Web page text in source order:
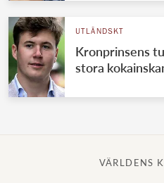
UTLÄNDSKT
Kronprinsens
stora
VÄRLDENS